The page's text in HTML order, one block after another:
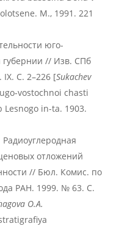
M., 1991. 221
юго-
губернии // Изв. СПб
С. 2–226 [Sukachev
vostochnoi chasti
Lesnogo in-ta. 1903.
Радиоуглеродная
отложений
// Бюл. Комис. по
РАН. 1999. № 63. С.
O.A.